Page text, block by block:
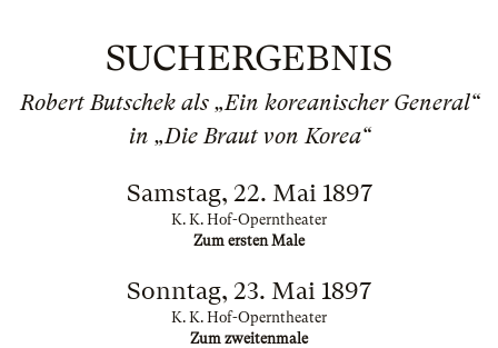
SUCHERGEBNIS
Robert Butschek als „Ein koreanischer General“
in „Die Braut von Korea“
Samstag, 22. Mai 1897
K. K. Hof-Operntheater
Zum ersten Male
Sonntag, 23. Mai 1897
K. K. Hof-Operntheater
Zum zweitenmale